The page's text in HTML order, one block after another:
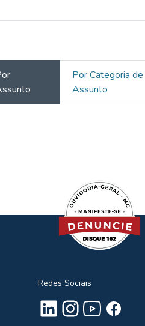
Por Categoria de
Assunto
Redes Sociais